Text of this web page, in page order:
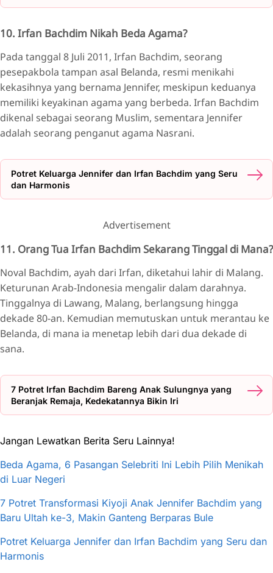
10. Irfan Bachdim Nikah Beda Agama?
Pada tanggal 8 Juli 2011, Irfan Bachdim, seorang
pesepakbola tampan asal Belanda, resmi menikahi
kekasihnya yang bernama Jennifer, meskipun keduanya
memiliki keyakinan agama yang berbeda. Irfan Bachdim
dikenal sebagai seorang Muslim, sementara Jennifer
adalah seorang penganut agama Nasrani.
Potret Keluarga Jennifer dan Irfan Bachdim yang Seru
dan Harmonis
Advertisement
11. Orang Tua Irfan Bachdim Sekarang Tinggal di Mana?
Noval Bachdim, ayah dari Irfan, diketahui lahir di Malang.
Keturunan Arab-Indonesia mengalir dalam darahnya.
Tinggalnya di Lawang, Malang, berlangsung hingga
dekade 80-an. Kemudian memutuskan untuk merantau ke
Belanda, di mana ia menetap lebih dari dua dekade di
sana.
7 Potret Irfan Bachdim Bareng Anak Sulungnya yang
Beranjak Remaja, Kedekatannya Bikin Iri
Jangan Lewatkan Berita Seru Lainnya!
Beda Agama, 6 Pasangan Selebriti Ini Lebih Pilih Menikah
di Luar Negeri
7 Potret Transformasi Kiyoji Anak Jennifer Bachdim yang
Baru Ultah ke-3, Makin Ganteng Berparas Bule
Potret Keluarga Jennifer dan Irfan Bachdim yang Seru dan
Harmonis